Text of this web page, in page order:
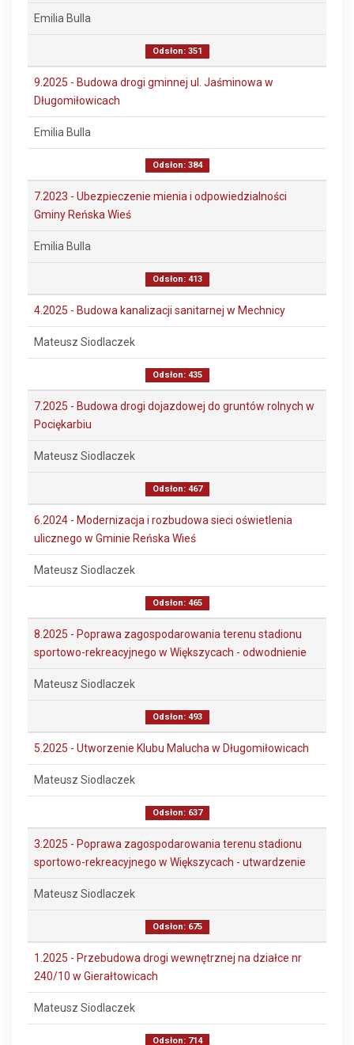
Emilia Bulla
Odsłon: 351
9.2025 - Budowa drogi gminnej ul. Jaśminowa w
Długomiłowicach
Emilia Bulla
Odsłon: 384
7.2023 - Ubezpieczenie mienia i odpowiedzialności
Gminy Reńska Wieś
Emilia Bulla
Odsłon: 413
4.2025 - Budowa kanalizacji sanitarnej w Mechnicy
Mateusz Siodlaczek
Odsłon: 435
7.2025 - Budowa drogi dojazdowej do gruntów rolnych w
Pociękarbiu
Mateusz Siodlaczek
Odsłon: 467
6.2024 - Modernizacja i rozbudowa sieci oświetlenia
ulicznego w Gminie Reńska Wieś
Mateusz Siodlaczek
Odsłon: 465
8.2025 - Poprawa zagospodarowania terenu stadionu
sportowo-rekreacyjnego w Większycach - odwodnienie
Mateusz Siodlaczek
Odsłon: 493
5.2025 - Utworzenie Klubu Malucha w Długomiłowicach
Mateusz Siodlaczek
Odsłon: 637
3.2025 - Poprawa zagospodarowania terenu stadionu
sportowo-rekreacyjnego w Większycach - utwardzenie
Mateusz Siodlaczek
Odsłon: 675
1.2025 - Przebudowa drogi wewnętrznej na działce nr
240/10 w Gierałtowicach
Mateusz Siodlaczek
Odsłon: 714